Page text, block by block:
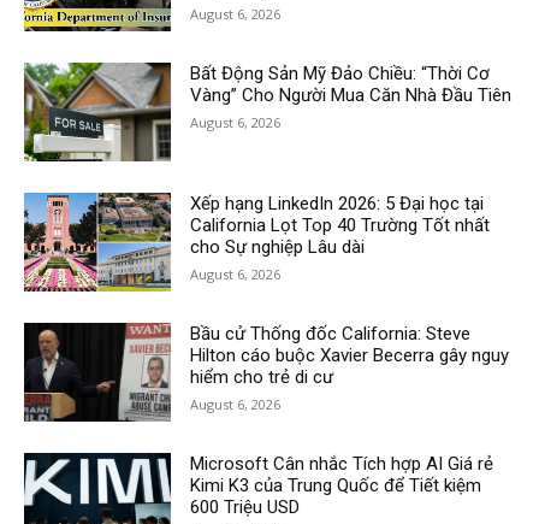
August 6, 2026
Bất Động Sản Mỹ Đảo Chiều: “Thời Cơ
Vàng” Cho Người Mua Căn Nhà Đầu Tiên
August 6, 2026
Xếp hạng LinkedIn 2026: 5 Đại học tại
California Lọt Top 40 Trường Tốt nhất
cho Sự nghiệp Lâu dài
August 6, 2026
Bầu cử Thống đốc California: Steve
Hilton cáo buộc Xavier Becerra gây nguy
hiểm cho trẻ di cư
August 6, 2026
Microsoft Cân nhắc Tích hợp AI Giá rẻ
Kimi K3 của Trung Quốc để Tiết kiệm
600 Triệu USD